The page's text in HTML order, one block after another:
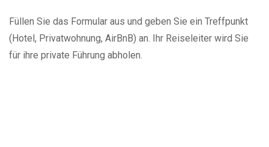
Füllen Sie das Formular aus und geben Sie ein Treffpunkt
(Hotel, Privatwohnung, AirBnB) an. Ihr Reiseleiter wird Sie
für ihre private Führung abholen.